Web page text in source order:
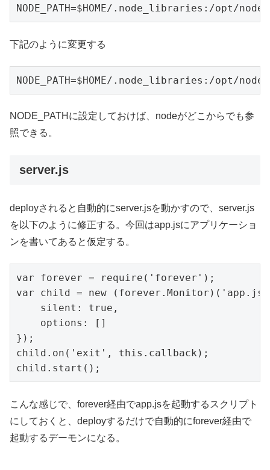
NODE_PATH=$HOME/.node_libraries:/opt/
下記のように変更する
NODE_PATH=$HOME/.node_libraries:/opt/
NODE_PATHに設定しておけば、nodeがどこからでも参
照できる。
server.js
deployされると自動的にserver.jsを動かすので、server.js
を以下のように修正する。今回はapp.jsにアプリケーショ
ンを書いてあると仮定する。
var forever = require('forever');
var child = new
    silent: true,
    options: []
});
child.on('exit', this.callback);
child.start();
こんな感じで、forever経由でapp.jsを起動するスクリプト
にしておくと、deployするだけで自動的にforever経由で
起動するデーモンになる。